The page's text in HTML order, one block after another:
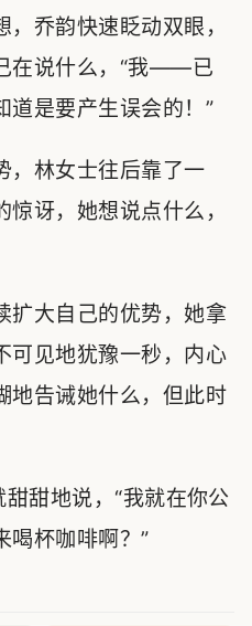
乔韵快速眨动双眼，
在说什么，“我——已
道是要产生误会的！”
，林女士往后靠了一
讶，她想说点什么，
扩大自己的优势，她拿
可见地犹豫一秒，内心
地告诫她什么，但此时
甜地说，“我就在你公
杯咖啡啊？”